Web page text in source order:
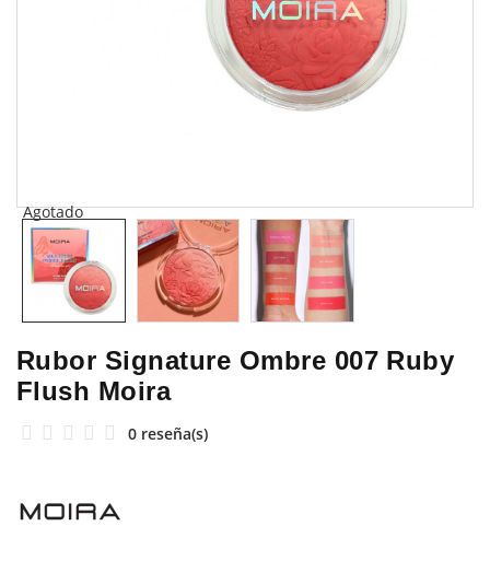
Agotado
Rubor Signature Ombre 007 Ruby
Flush Moira
0 reseña(s)